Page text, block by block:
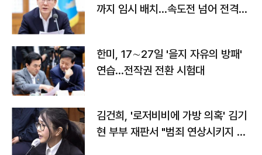
까지 임시 배치…속도전 넘어 전격
한미, 17∼27일 '을지 자유의 방패'
연습…전작권 전환 시험대
김건희, '로저비비에 가방 의혹' 김기
현 부부 재판서 "범죄 연상시키지 말